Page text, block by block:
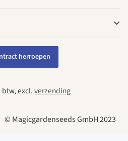
herroepen
excl.verzending
© Magicgardenseeds GmbH 2023